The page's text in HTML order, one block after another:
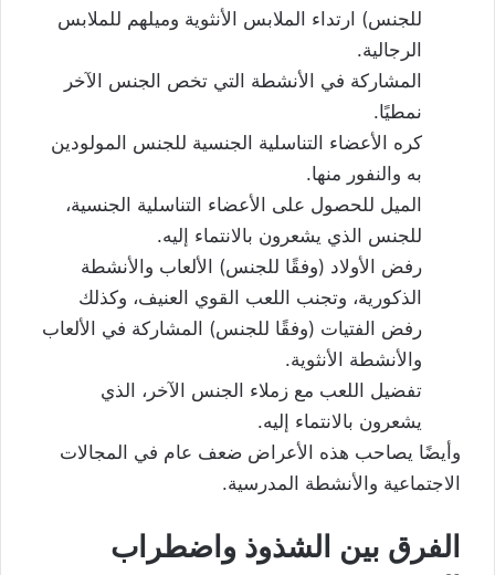
للجنس) ارتداء الملابس الأنثوية وميلهم للملابس
الرجالية.
المشاركة في الأنشطة التي تخص الجنس الآخر
نمطيًا.
كره الأعضاء التناسلية الجنسية للجنس المولودين
به والنفور منها.
الميل للحصول على الأعضاء التناسلية الجنسية،
للجنس الذي يشعرون بالانتماء إليه.
رفض الأولاد (وفقًا للجنس) الألعاب والأنشطة
الذكورية، وتجنب اللعب القوي العنيف، وكذلك
رفض الفتيات (وفقًا للجنس) المشاركة في الألعاب
والأنشطة الأنثوية.
تفضيل اللعب مع زملاء الجنس الآخر، الذي
يشعرون بالانتماء إليه.
وأيضًا يصاحب هذه الأعراض ضعف عام في المجالات
الاجتماعية والأنشطة المدرسية.
الفرق بين الشذوذ واضطراب